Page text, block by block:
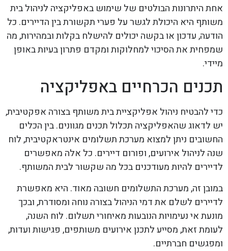
אחת היתרונות הבולטים של שימוש באפליקציה לניהול בית
משותף היא היכולת לגשר על פערי תקשורת בין הדיירים. כל
הודעה, עדכון או בקשה יכולים להישלח בקלות ובמהירות, מה
שמפחית את הסיכוי למחלוקות ומקדם פתרון בעיות באופן
מיידי.
תכנים הכרחיים באפליקציה
כדי להבטיח ניהול אפליקציית בית משותף בצורה אפקטיבית,
יש לדאוג שהאפליקציה תכלול תכנים מגוונים. בין הכלים
החשובים ניתן למצוא מערכת תשלומים אינטראקטיבית, לוח
שנה לניהול אירועים, ופורום דיירים. כל אלה מאפשרים
לדיירים להיות מעודכנים בכל מה שקשור לבית המשותף.
במובן זה, מערכת התשלומים חשובה מאוד. היא מאפשרת
לדיירים לשלם את דמי הניהול בצורה נוחה ומסודרת, ובכך
מונעת אי נעימויות הנובעות מאיחורי תשלום. לוח השנה,
לעומת זאת, מסייע לתכנן אירועים משותפים, פגישות ועדות,
ומפגשים חברתיים.